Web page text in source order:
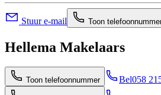
Stuur e-mail Toon
Hellema Makelaars
Toon telefoonnummer Bel058